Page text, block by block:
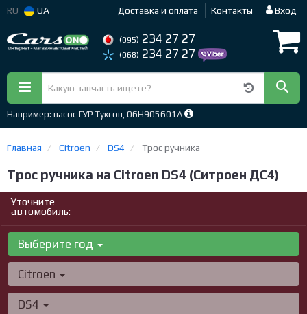
RU UA Доставка и оплата Контакты Вход
(095) 234 27 27
(068) 234 27 27
Например: насос ГУР Туксон, 06H905601A
Главная Citroen DS4 Трос ручника
Трос ручника на Citroen DS4 (Ситроен ДС4)
Уточните
автомобиль:
Выберите год
Citroen
DS4